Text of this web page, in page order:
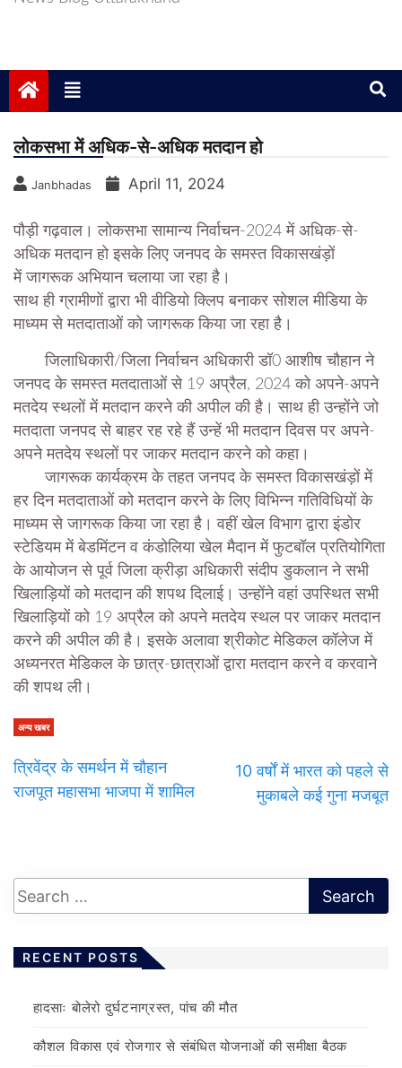
लोकसभा में अधिक-से-अधिक मतदान हो
Janbhadas April 11, 2024
पौड़ी गढ़वाल। लोकसभा सामान्य निर्वाचन-2024 में अधिक-से-
अधिक मतदान हो इसके लिए जनपद के समस्त विकासखंड़ों
में जागरूक अभियान चलाया जा रहा है।
साथ ही ग्रामीणों द्वारा भी वीडियो क्लिप बनाकर सोशल मीडिया के
माध्यम से मतदाताओं को जागरूक किया जा रहा है।
जिलाधिकारी/जिला निर्वाचन अधिकारी डॉ0 आशीष चौहान ने
जनपद के समस्त मतदाताओं से 19 अप्रैल, 2024 को अपने-अपने
मतदेय स्थलों में मतदान करने की अपील की है। साथ ही उन्होंने जो
मतदाता जनपद से बाहर रह रहे हैं उन्हें भी मतदान दिवस पर अपने-
अपने मतदेय स्थलों पर जाकर मतदान करने को कहा।
जागरूक कार्यक्रम के तहत जनपद के समस्त विकासखंड़ों में
हर दिन मतदाताओं को मतदान करने के लिए विभिन्न गतिविधियों के
माध्यम से जागरूक किया जा रहा है। वहीं खेल विभाग द्वारा इंडोर
स्टेडियम में बेडमिंटन व कंडोलिया खेल मैदान में फुटबॉल प्रतियोगिता
के आयोजन से पूर्व जिला क्रीड़ा अधिकारी संदीप डुकलान ने सभी
खिलाड़ियों को मतदान की शपथ दिलाई। उन्होंने वहां उपस्थित सभी
खिलाड़ियों को 19 अप्रैल को अपने मतदेय स्थल पर जाकर मतदान
करने की अपील की है। इसके अलावा श्रीकोट मेडिकल कॉलेज में
अध्यनरत मेडिकल के छात्र-छात्राओं द्वारा मतदान करने व करवाने
की शपथ ली।
अन्य खबर
त्रिवेंद्र के समर्थन में चौहान
राजपूत महासभा भाजपा में शामिल
10 वर्षों में भारत को पहले से
मुकाबले कई गुना मजबूत
RECENT POSTS
हादसाः बोलेरो दुर्घटनाग्रस्त, पांच की मौत
कौशल विकास एवं रोजगार से संबंधित योजनाओं की समीक्षा बैठक